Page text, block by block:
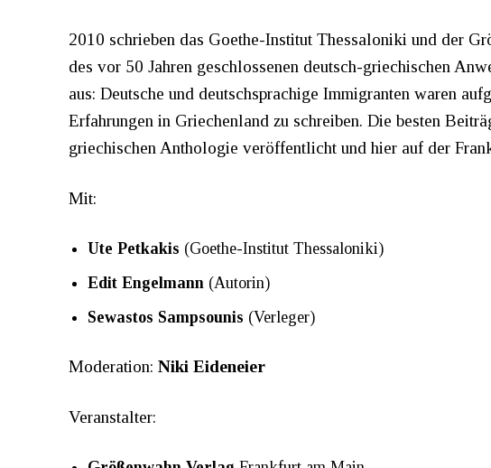
2010 schrieben das Goethe-Institut Thessaloniki und der
des vor 50 Jahren geschlossenen deutsch-griechischen
aus: Deutsche und deutschsprachige Immigranten waren
Erfahrungen in Griechenland zu schreiben. Die besten
griechischen Anthologie veröffentlicht und hier auf der
Mit:
Ute Petkakis (Goethe-Institut Thessaloniki)
Edit Engelmann (Autorin)
Sewastos Sampsounis (Verleger)
Moderation: Niki Eideneier
Veranstalter: